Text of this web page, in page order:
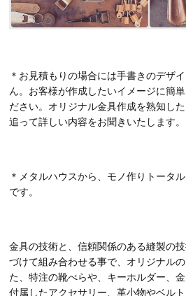
＊お見積もりの場合には手書きのデザ
ん。お客様が作成したいイメージに簡
ださい。オリジナル金具作成を熟知し
追って詳しい内容をお聞きいたします。
＊メタルハウスから、モノ作りトータ
です。
金具の技術と、信頼関係のある縫製の
づけて組み合わせる事で、オリジナル
た、特注の靴べらや、キーホルダー、
付属したアクセサリー、革小物やベル